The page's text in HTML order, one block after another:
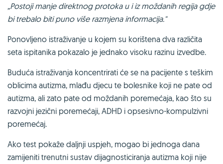
„Postoji manje direktnog protoka u i iz moždanih regija gdje
bi trebalo biti puno više razmjena informacija."
Ponovljeno istraživanje u kojem su korištena dva različita
seta ispitanika pokazalo je jednako visoku razinu izvedbe.
Buduća istraživanja koncentrirati će se na pacijente s teškim
oblicima autizma, mlađu djecu te bolesnike koji ne pate od
autizma, ali zato pate od moždanih poremećaja, kao što su
razvojni jezični poremećaji, ADHD i opsesivno-kompulzivni
poremećaj.
Ako test pokaže daljnji uspjeh, mogao bi jednoga dana
zamijeniti trenutni sustav dijagnosticiranja autizma koji nije